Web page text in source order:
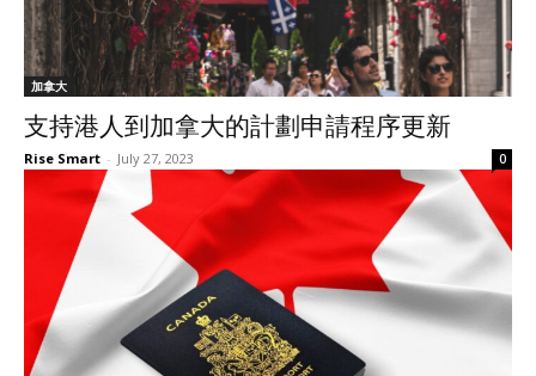
加拿大
支持港人到加拿大的計劃申請程序更新
Rise Smart - July 27, 2023 0